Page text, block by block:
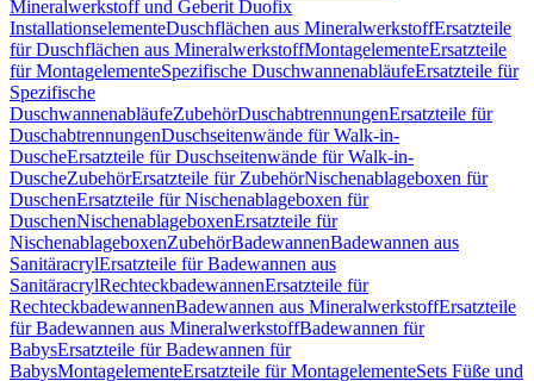
Mineralwerkstoff und Geberit Duofix
InstallationselementeDuschflächen aus MineralwerkstoffErsatzteile
für Duschflächen aus MineralwerkstoffMontagelementeErsatzteile
für MontagelementeSpezifische DuschwannenabläufeErsatzteile für
Spezifische
DuschwannenabläufeZubehörDuschabtrennungenErsatzteile für
DuschabtrennungenDuschseitenwände für Walk-in-
DuscheErsatzteile für Duschseitenwände für Walk-in-
DuscheZubehörErsatzteile für ZubehörNischenablageboxen für
DuschenErsatzteile für Nischenablageboxen für
DuschenNischenablageboxenErsatzteile für
NischenablageboxenZubehörBadewannenBadewannen aus
SanitäracrylErsatzteile für Badewannen aus
SanitäracrylRechteckbadewannenErsatzteile für
RechteckbadewannenBadewannen aus MineralwerkstoffErsatzteile
für Badewannen aus MineralwerkstoffBadewannen für
BabysErsatzteile für Badewannen für
BabysMontagelementeErsatzteile für MontagelementeSets Füße und